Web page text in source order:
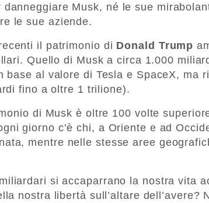
Musk, né le sue
le sue aziende.
il patrimonio di Donald Trump
Quello di Musk a circa 1.000
base al valore di Tesla e SpaceX, ma
fino a oltre 1 trilione).
di Musk è oltre 100 volte
giorno c’è chi, a Oriente e ad
mentre nelle stesse aree
si accaparrano la nostra vita
nostra libertà sull’altare dell’avere?